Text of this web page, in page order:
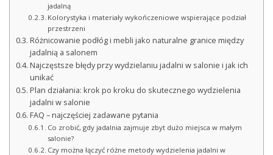
jadalną
Kolorystyka i materiały wykończeniowe wspierające podział
przestrzeni
Różnicowanie podłóg i mebli jako naturalne granice między
jadalnią a salonem
Najczęstsze błędy przy wydzielaniu jadalni w salonie i jak ich
unikać
Plan działania: krok po kroku do skutecznego wydzielenia
jadalni w salonie
FAQ – najczęściej zadawane pytania
Co zrobić, gdy jadalnia zajmuje zbyt dużo miejsca w małym
salonie?
Czy można łączyć różne metody wydzielenia jadalni w